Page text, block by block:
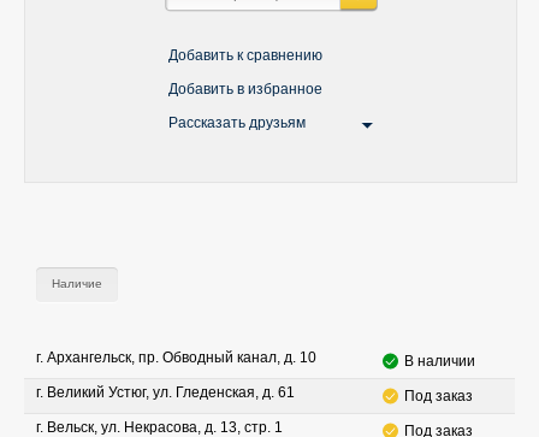
Добавить к сравнению
Добавить в избранное
Рассказать друзьям
Наличие
г. Архангельск, пр. Обводный канал, д. 10
В наличии
г. Великий Устюг, ул. Гледенская, д. 61
Под заказ
г. Вельск, ул. Некрасова, д. 13, стр. 1
Под заказ